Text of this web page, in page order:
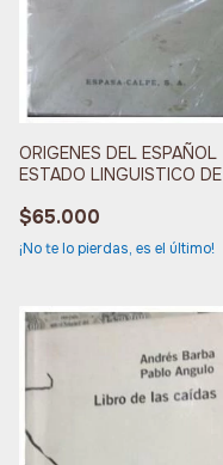
ORIGENES DEL ESPAÑOL
ESTADO LINGUISTICO DE
$65.000
¡No te lo pierdas, es el último!